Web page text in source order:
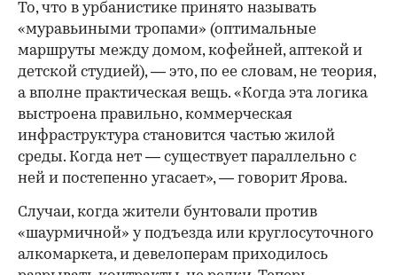
То, что в урбанистике принято называть
«муравьиными тропами» (оптимальные
маршруты между домом, кофейней, аптекой и
детской студией), — это, по ее словам, не теория,
а вполне практическая вещь. «Когда эта логика
выстроена правильно, коммерческая
инфраструктура становится частью жилой
среды. Когда нет — существует параллельно с
ней и постепенно угасает», — говорит Ярова.
Случаи, когда жители бунтовали против
«шаурмичной» у подъезда или круглосуточного
алкомаркета, и девелоперам приходилось